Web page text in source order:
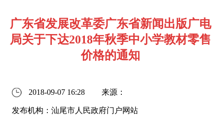
广东省发展改革委广东省新闻出版广电
局关于下达2018年秋季中小学教材零售
价格的通知
2018-09-07 16:28 来源：
发布机构：汕尾市人民政府门户网站